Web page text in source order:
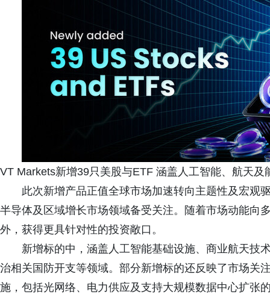
VT Markets新增39只美股与ETF 涵盖人工智能、航天及
此次新增产品正值全球市场加速转向主题性及宏观
半导体及区域增长市场领域备受关注。随着市场动能向
外，获得更具针对性的投资敞口。
新增标的中，涵盖人工智能基础设施、商业航天技
治相关国防开支等领域。部分新增标的还反映了市场关
施，包括光网络、电力供应及支持大规模数据中心扩张